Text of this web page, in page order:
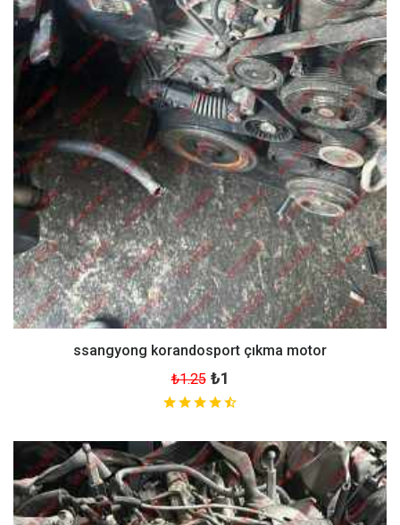
ssangyong korandosport çıkma motor
₺1.25 ₺1